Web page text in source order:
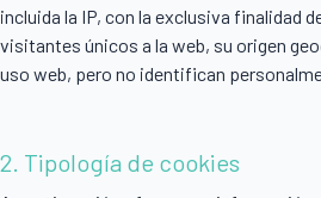
incluida la IP, con la exclusiva finalidad
visitantes únicos a la web, su origen
uso web, pero no identifican
2. Tipología de cookies